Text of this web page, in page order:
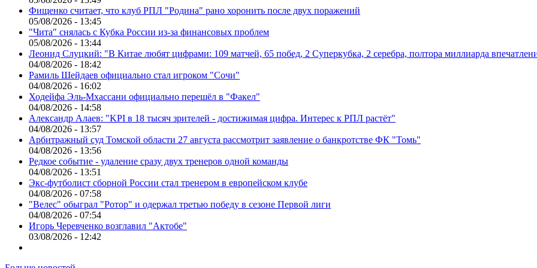
Фищенко считает, что клуб РПЛ "Родина" рано хоронить после двух поражений
05/08/2026 - 13:45
"Чита" снялась с Кубка России из-за финансовых проблем
05/08/2026 - 13:44
Леонид Слуцкий: "В Китае любят цифрами: 109 матчей, 65 побед, 2 Суперкубка, 2 серебра, полтора миллиарда
04/08/2026 - 18:42
Рамиль Шейдаев официально стал игроком "Сочи"
04/08/2026 - 16:02
Ходейфа Эль-Мхассани официально перешёл в "Факел"
04/08/2026 - 14:58
Александр Алаев: "KPI в 18 тысяч зрителей - достижимая цифра. Интерес к РПЛ растёт"
04/08/2026 - 13:57
Арбитражный суд Томской области 27 августа рассмотрит заявление о банкротстве ФК "Томь"
04/08/2026 - 13:56
Редкое событие - удаление сразу двух тренеров одной команды
04/08/2026 - 13:51
Экс-футболист сборной России стал тренером в европейском клубе
04/08/2026 - 07:58
"Велес" обыграл "Ротор" и одержал третью победу в сезоне Первой лиги
04/08/2026 - 07:54
Игорь Черевченко возглавил "Актобе"
03/08/2026 - 12:42